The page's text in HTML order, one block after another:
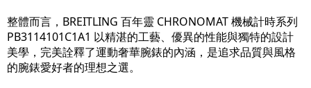
整體而言，BREITLING 百年靈 CHRONOMAT 機械計時系列
PB3114101C1A1 以精湛的工藝、優異的性能與獨特的設計
美學，完美詮釋了運動奢華腕錶的內涵，是追求品質與風格
的腕錶愛好者的理想之選。